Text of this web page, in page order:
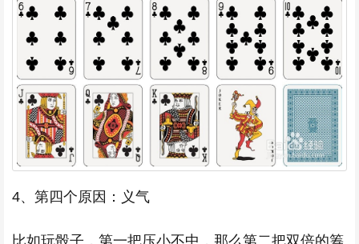
4、第四个原因：义气
比如玩骰子，第一把压小不中，那么第二把双倍的筹